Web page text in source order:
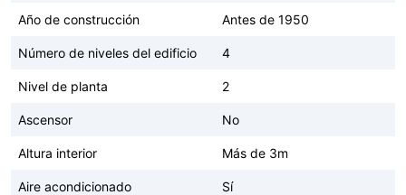
Año de construcción Antes de 1950
Número de niveles del edificio 4
Nivel de planta 2
Ascensor No
Altura interior Más de 3m
Aire acondicionado Sí